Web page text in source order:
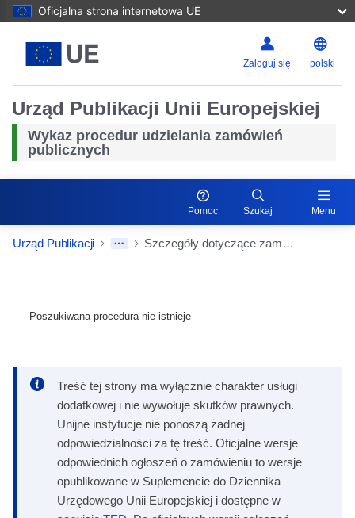
Oficjalna strona internetowa UE
Zaloguj się polski
Urząd Publikacji Unii Europejskiej
Wykaz procedur udzielania zamówień
publicznych
Pomoc Szukaj Menu
Urząd Publikacji Szczegóły dotyczące zamówień
Poszukiwana procedura nie istnieje
Treść tej strony ma wyłącznie charakter usługi
dodatkowej i nie wywołuje skutków prawnych.
Unijne instytucje nie ponoszą żadnej
odpowiedzialności za tę treść. Oficjalne wersje
odpowiednich ogłoszeń o zamówieniu to wersje
opublikowane w Suplemencie do Dziennika
Urzędowego Unii Europejskiej i dostępne w